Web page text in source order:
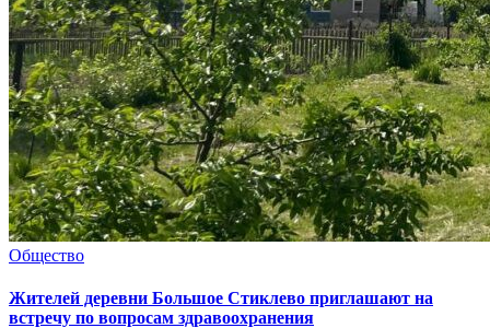
Общество
Жителей деревни Большое Стиклево приглашают на
встречу по вопросам здравоохранения